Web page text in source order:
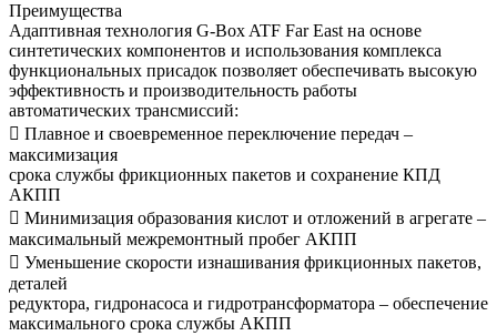
Преимущества
Адаптивная технология G-Box ATF Far East на основе
синтетических компонентов и использования комплекса
функциональных присадок позволяет обеспечивать высокую
эффективность и производительность работы
автоматических трансмиссий:
 Плавное и своевременное переключение передач –
максимизация
срока службы фрикционных пакетов и сохранение КПД
АКПП
 Минимизация образования кислот и отложений в агрегате –
максимальный межремонтный пробег АКПП
 Уменьшение скорости изнашивания фрикционных пакетов,
деталей
редуктора, гидронасоса и гидротрансформатора – обеспечение
максимального срока службы АКПП